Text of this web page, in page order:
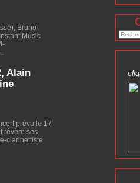
Bruno
Music
Alain
prévu le 17
révère ses
clarinettiste